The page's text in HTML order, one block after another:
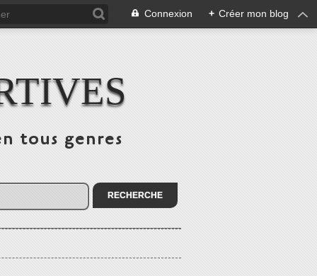
Connexion + Créer mon blog
tous genres